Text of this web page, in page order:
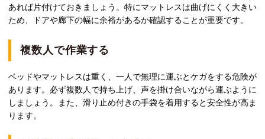
あれば片付けておきましょう。特にマットレスは曲げにくく大きい
ため、ドアや廊下の幅に余裕があるか確認することが重要です。
複数人で作業する
ベッドやマットレスは重く、一人で無理に運ぶとケガをする危険が
あります。必ず複数人で持ち上げ、声を掛け合いながら運ぶように
しましょう。また、滑り止め付きの手袋を着用すると安全性が高ま
ります。